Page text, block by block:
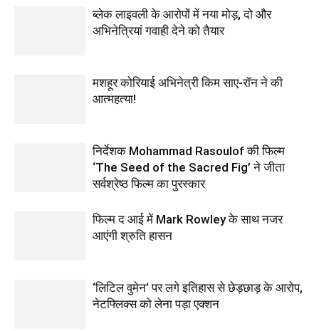
ब्लेक लाइवली के आरोपों में नया मोड़, दो और
अभिनेत्रियां गवाही देने को तैयार
मशहूर कोरियाई अभिनेत्री किम साए-रॉन ने की
आत्महत्या!
निर्देशक Mohammad Rasoulof की फिल्म
‘The Seed of the Sacred Fig’ ने जीता
सर्वश्रेष्ठ फिल्म का पुरस्कार
फिल्‍म द आई में Mark Rowley के साथ नजर
आएंगी श्रुति हासन
‘लिटिल वुमेन’ पर लगे इतिहास से छेड़छाड़ के आरोप,
नेटफ्लिक्स को लेना पड़ा एक्‍शन